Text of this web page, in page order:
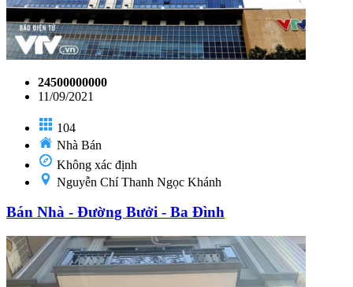
24500000000
11/09/2021
104
Nhà Bán
Không xác định
Nguyễn Chí Thanh Ngọc Khánh
Bán Nhà - Đường Bưởi - Ba Đình